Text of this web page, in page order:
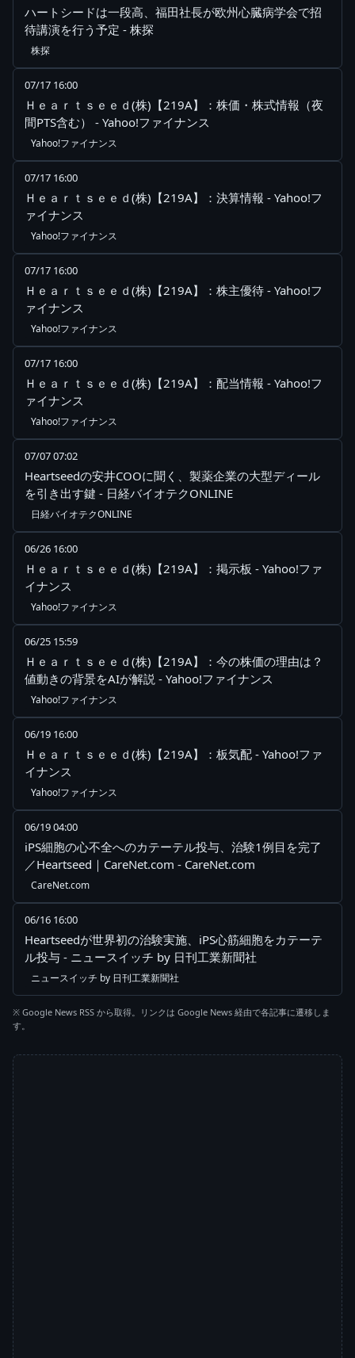
ハートシードは一段高、福田社長が欧州心臓病学会で招
待講演を行う予定 - 株探
株探
07/17 16:00
Ｈｅａｒｔｓｅｅｄ(株)【219A】：株価・株式情報（夜
間PTS含む） - Yahoo!ファイナンス
Yahoo!ファイナンス
07/17 16:00
Ｈｅａｒｔｓｅｅｄ(株)【219A】：決算情報 - Yahoo!フ
ァイナンス
Yahoo!ファイナンス
07/17 16:00
Ｈｅａｒｔｓｅｅｄ(株)【219A】：株主優待 - Yahoo!フ
ァイナンス
Yahoo!ファイナンス
07/17 16:00
Ｈｅａｒｔｓｅｅｄ(株)【219A】：配当情報 - Yahoo!フ
ァイナンス
Yahoo!ファイナンス
07/07 07:02
Heartseedの安井COOに聞く、製薬企業の大型ディール
を引き出す鍵 - 日経バイオテクONLINE
日経バイオテクONLINE
06/26 16:00
Ｈｅａｒｔｓｅｅｄ(株)【219A】：掲示板 - Yahoo!ファ
イナンス
Yahoo!ファイナンス
06/25 15:59
Ｈｅａｒｔｓｅｅｄ(株)【219A】：今の株価の理由は？
値動きの背景をAIが解説 - Yahoo!ファイナンス
Yahoo!ファイナンス
06/19 16:00
Ｈｅａｒｔｓｅｅｄ(株)【219A】：板気配 - Yahoo!ファ
イナンス
Yahoo!ファイナンス
06/19 04:00
iPS細胞の心不全へのカテーテル投与、治験1例目を完了
／Heartseed｜CareNet.com - CareNet.com
CareNet.com
06/16 16:00
Heartseedが世界初の治験実施、iPS心筋細胞をカテーテ
ル投与 - ニュースイッチ by 日刊工業新聞社
ニュースイッチ by 日刊工業新聞社
※ Google News RSS から取得。リンクは Google News 経由で各記事に遷移しま
す。